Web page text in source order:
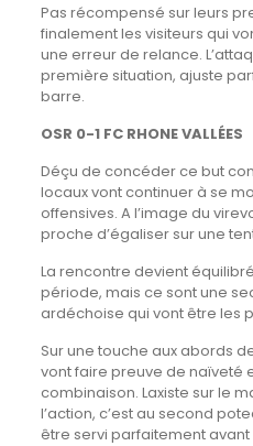
Pas récompensé sur leurs
finalement les visiteurs qui
une erreur de relance.
première situation, ajuste
barre.
OSR 0-1 FC RHONE VALLÉES
Déçu de concéder ce but
locaux vont continuer à se
offensives. A l’image du
proche d’égaliser sur une
La rencontre devient
période, mais ce sont une
ardéchoise qui vont être les
Sur une touche aux abords
vont faire preuve de naïveté
combinaison. Laxiste sur le
l’action, c’est au second
être servi parfaitement